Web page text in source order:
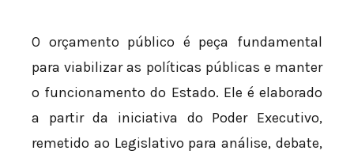
O orçamento público é peça fundamental
para viabilizar as políticas públicas e manter
o funcionamento do Estado. Ele é elaborado
a partir da iniciativa do Poder Executivo,
remetido ao Legislativo para análise, debate,